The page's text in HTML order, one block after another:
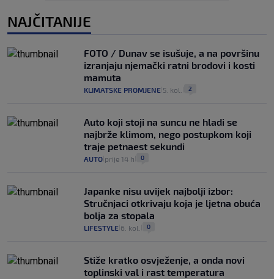
NAJČITANIJE
FOTO / Dunav se isušuje, a na površinu
izranjaju njemački ratni brodovi i kosti
mamuta
KLIMATSKE PROMJENE 5. kol. 2
Auto koji stoji na suncu ne hladi se
najbrže klimom, nego postupkom koji
traje petnaest sekundi
AUTO prije 14 h 0
Japanke nisu uvijek najbolji izbor:
Stručnjaci otkrivaju koja je ljetna obuća
bolja za stopala
LIFESTYLE 6. kol. 0
Stiže kratko osvježenje, a onda novi
toplinski val i rast temperatura